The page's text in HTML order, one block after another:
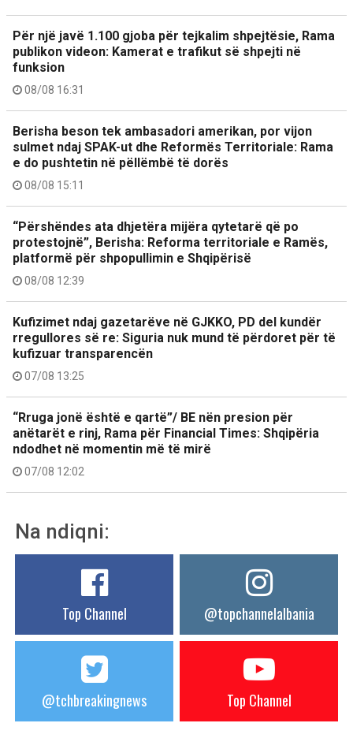
Për një javë 1.100 gjoba për tejkalim shpejtësie, Rama
publikon videon: Kamerat e trafikut së shpejti në
funksion
08/08 16:31
Berisha beson tek ambasadori amerikan, por vijon
sulmet ndaj SPAK-ut dhe Reformës Territoriale: Rama
e do pushtetin në pëllëmbë të dorës
08/08 15:11
“Përshëndes ata dhjetëra mijëra qytetarë që po
protestojnë”, Berisha: Reforma territoriale e Ramës,
platformë për shpopullimin e Shqipërisë
08/08 12:39
Kufizimet ndaj gazetarëve në GJKKO, PD del kundër
rregullores së re: Siguria nuk mund të përdoret për të
kufizuar transparencën
07/08 13:25
“Rruga jonë është e qartë”/ BE nën presion për
anëtarët e rinj, Rama për Financial Times: Shqipëria
ndodhet në momentin më të mirë
07/08 12:02
Na ndiqni:
Top Channel @topchannelalbania
@tchbreakingnews Top Channel